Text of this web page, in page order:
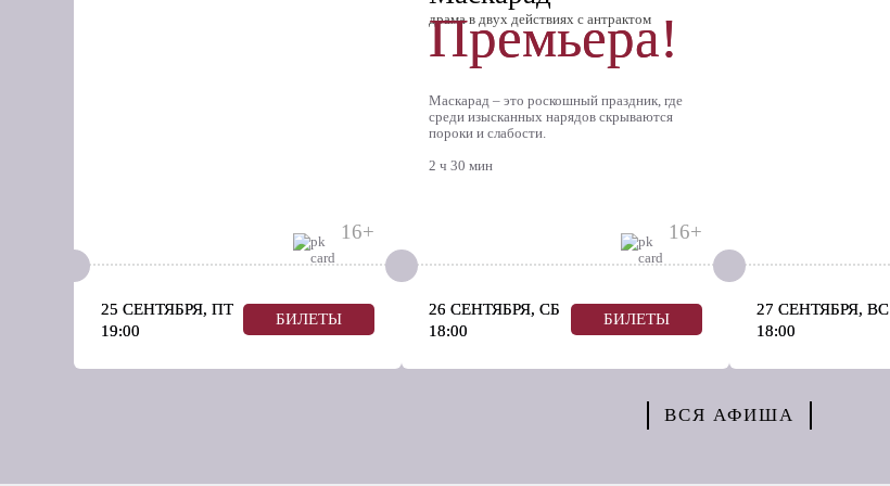
16+
БИЛЕТЫ
25 СЕНТЯБРЯ, ПТ
19:00
драма в двух действиях с антрактом
16+
Премьера!
Маскарад – это роскошный праздник, где
среди изысканных нарядов скрываются
пороки и слабости.
2 ч 30 мин
БИЛЕТЫ
26 СЕНТЯБРЯ, СБ
18:00
27 СЕНТЯБРЯ, ВС
18:00
ВСЯ АФИША